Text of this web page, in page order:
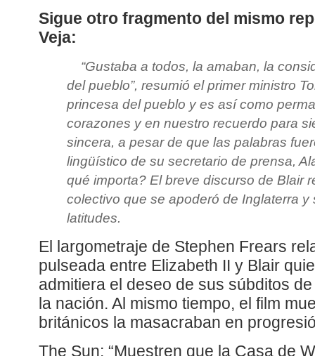
Sigue otro fragmento del mismo
Veja:
“Gustaba a todos, la amaban, la
del pueblo”, resumió el primer ministro
princesa del pueblo y es así como
corazones y en nuestro recuerdo para
sincera, a pesar de que las palabras
lingüístico de su secretario de prensa,
qué importa? El breve discurso de Blair
colectivo que se apoderó de Inglaterra y
latitudes.
El largometraje de Stephen Frears
pulseada entre Elizabeth II y Blair
admitiera el deseo de sus súbditos
la nación. Al mismo tiempo, el film
británicos la masacraban en
The Sun: “Muestren que la Casa de